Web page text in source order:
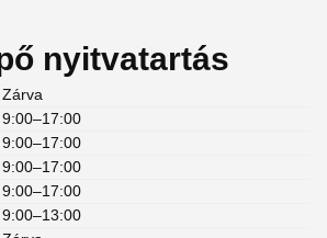
nyitvatartás
Zárva
9:00–17:00
9:00–17:00
9:00–17:00
9:00–17:00
9:00–13:00